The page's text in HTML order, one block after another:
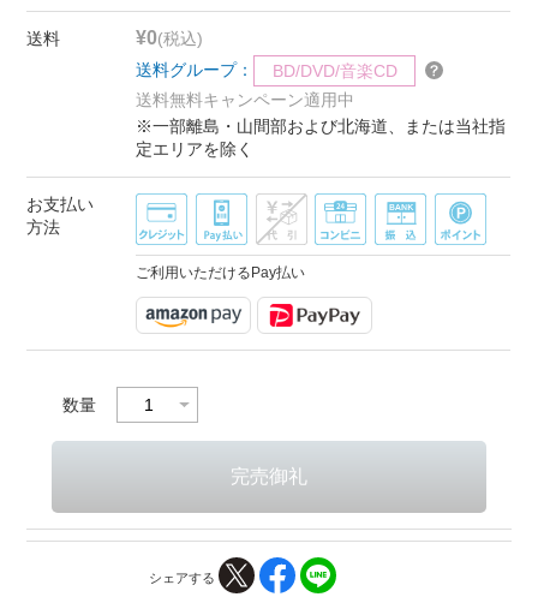
送料 ¥0(税込)
送料グループ：
BD/DVD/音楽CD
送料無料キャンペーン適用中
※一部離島・山間部および北海道、または当社指
定エリアを除く
お支払い
方法
ご利用いただけるPay払い
数量
シェアする